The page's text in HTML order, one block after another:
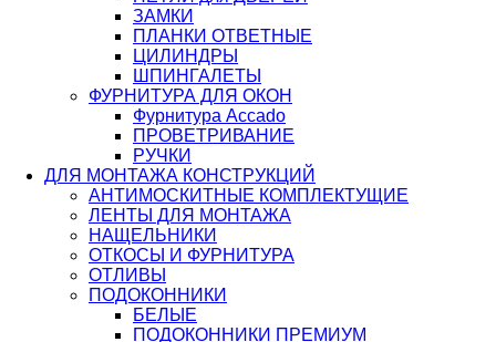
ЗАМКИ
ПЛАНКИ ОТВЕТНЫЕ
ЦИЛИНДРЫ
ШПИНГАЛЕТЫ
ФУРНИТУРА ДЛЯ ОКОН
Фурнитура Accado
ПРОВЕТРИВАНИЕ
РУЧКИ
ДЛЯ МОНТАЖА КОНСТРУКЦИЙ
АНТИМОСКИТНЫЕ КОМПЛЕКТУЩИЕ
ЛЕНТЫ ДЛЯ МОНТАЖА
НАЩЕЛЬНИКИ
ОТКОСЫ И ФУРНИТУРА
ОТЛИВЫ
ПОДОКОННИКИ
БЕЛЫЕ
ПОДОКОННИКИ ПРЕМИУМ